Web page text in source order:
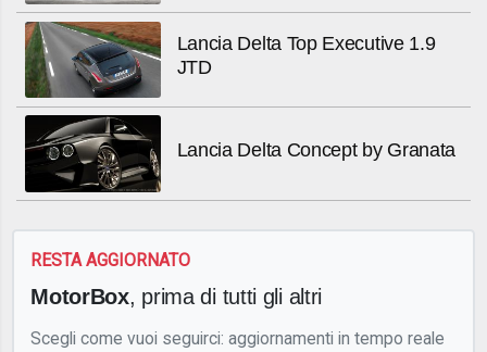
Lancia Delta Top Executive 1.9
JTD
Lancia Delta Concept by Granata
RESTA AGGIORNATO
MotorBox, prima di tutti gli altri
Scegli come vuoi seguirci: aggiornamenti in tempo reale